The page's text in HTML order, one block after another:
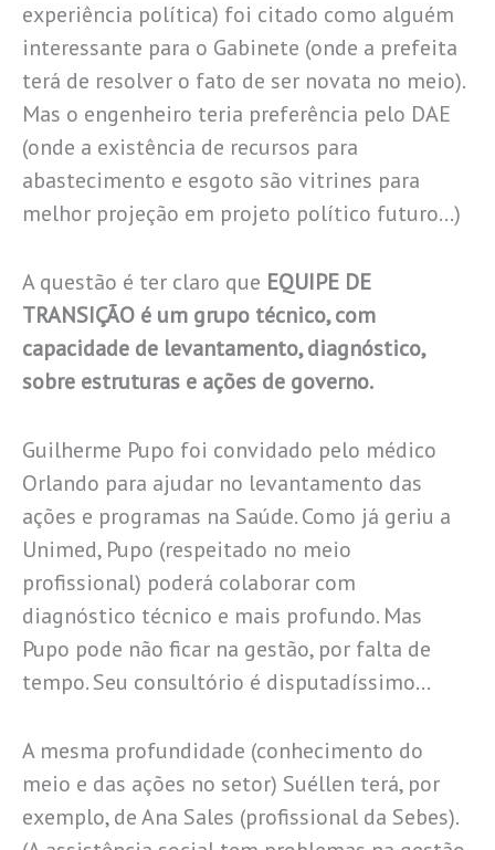
experiência política) foi citado como alguém
interessante para o Gabinete (onde a prefeita
terá de resolver o fato de ser novata no meio).
Mas o engenheiro teria preferência pelo DAE
(onde a existência de recursos para
abastecimento e esgoto são vitrines para
melhor projeção em projeto político futuro…)
A questão é ter claro que EQUIPE DE
TRANSIÇÃO é um grupo técnico, com
capacidade de levantamento, diagnóstico,
sobre estruturas e ações de governo.
Guilherme Pupo foi convidado pelo médico
Orlando para ajudar no levantamento das
ações e programas na Saúde. Como já geriu a
Unimed, Pupo (respeitado no meio
profissional) poderá colaborar com
diagnóstico técnico e mais profundo. Mas
Pupo pode não ficar na gestão, por falta de
tempo. Seu consultório é disputadíssimo…
A mesma profundidade (conhecimento do
meio e das ações no setor) Suéllen terá, por
exemplo, de Ana Sales (profissional da Sebes).